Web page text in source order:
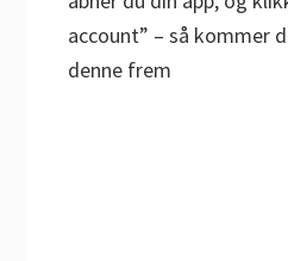
account” – så kommer
denne frem